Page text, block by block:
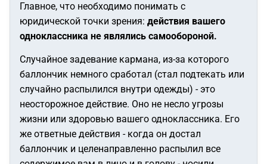
Главное, что необходимо понимать с
юридической точки зрения: действия вашего
одноклассника не являлись самообороной.
Случайное задевание кармана, из-за которого
баллончик немного сработал (стал подтекать или
случайно распылился внутри одежды) - это
неосторожное действие. Оно не несло угрозы
жизни или здоровью вашего одноклассника. Его
же ответные действия - когда он достал
баллончик и целенаправленно распылил все